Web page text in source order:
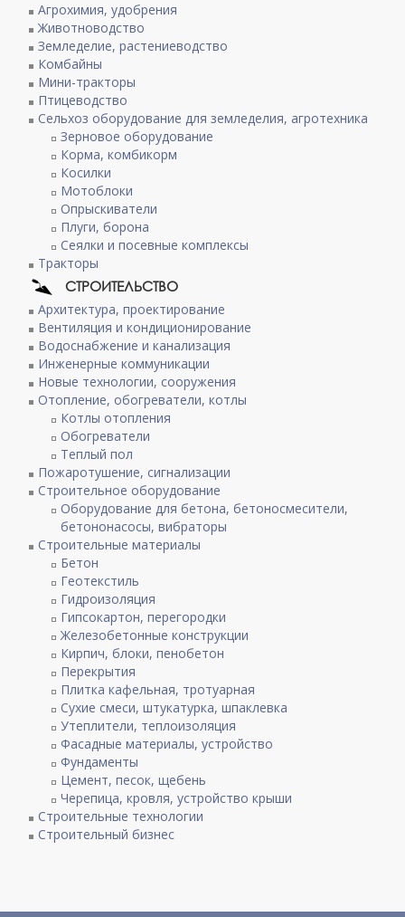
Агрохимия, удобрения
Животноводство
Земледелие, растениеводство
Комбайны
Мини-тракторы
Птицеводство
Сельхоз оборудование для земледелия, агротехника
Зерновое оборудование
Корма, комбикорм
Косилки
Мотоблоки
Опрыскиватели
Плуги, борона
Сеялки и посевные комплексы
Тракторы
СТРОИТЕЛЬСТВО
Архитектура, проектирование
Вентиляция и кондиционирование
Водоснабжение и канализация
Инженерные коммуникации
Новые технологии, сооружения
Отопление, обогреватели, котлы
Котлы отопления
Обогреватели
Теплый пол
Пожаротушение, сигнализации
Строительное оборудование
Оборудование для бетона, бетоносмесители,
бетононасосы, вибраторы
Строительные материалы
Бетон
Геотекстиль
Гидроизоляция
Гипсокартон, перегородки
Железобетонные конструкции
Кирпич, блоки, пенобетон
Перекрытия
Плитка кафельная, тротуарная
Сухие смеси, штукатурка, шпаклевка
Утеплители, теплоизоляция
Фасадные материалы, устройство
Фундаменты
Цемент, песок, щебень
Черепица, кровля, устройство крыши
Строительные технологии
Строительный бизнес